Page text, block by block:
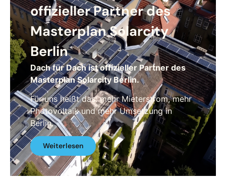
offizieller Partner des
Masterplan Solarcity
Berlin
Dach für Dach ist offizieller Partner des
Masterplan Solarcity Berlin.
Für uns heißt das: mehr Mieterstrom, mehr
Photovoltaik und mehr Umsetzung in
Berlin.
Weiterlesen